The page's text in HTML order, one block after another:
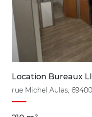
Location Bureaux
rue Michel Aulas,